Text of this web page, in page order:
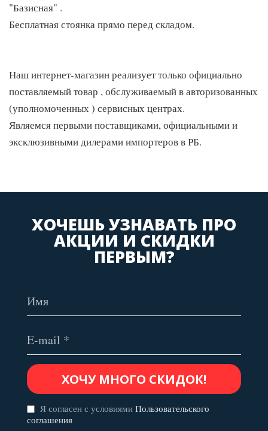
"Базисная" .
Бесплатная стоянка прямо перед складом.
Наш интернет-магазин реализует только официально
поставляемый товар , обслуживаемый в авторизованных
(уполномоченных ) сервисных центрах.
Являемся первыми поставщиками, официальными и
эксклюзивными дилерами импортеров в РБ.
ХОЧЕШЬ УЗНАВАТЬ ПРО
АКЦИИ И СКИДКИ
ПЕРВЫМ?
Я согласен с условиями Пользовательского
соглашения